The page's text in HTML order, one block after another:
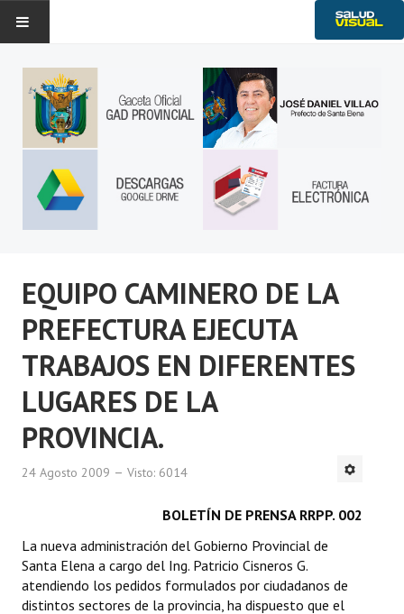
Historia
Noticias
Gobierno Provincial
Transparencia
Ambiente
EQUIPO CAMINERO DE LA
PREFECTURA EJECUTA
TRABAJOS EN DIFERENTES
LUGARES DE LA
PROVINCIA.
24 Agosto 2009 Visto: 6014
BOLETÍN DE PRENSA RRPP. 002
La nueva administración del Gobierno Provincial de
Santa Elena a cargo del Ing. Patricio Cisneros G.
atendiendo los pedidos formulados por ciudadanos de
distintos sectores de la provincia, ha dispuesto que el